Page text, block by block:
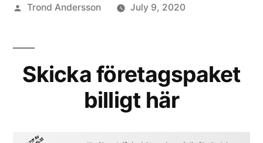
Posted
Trond Andersson July 9, 2020
Skicka företagspaket
billigt här